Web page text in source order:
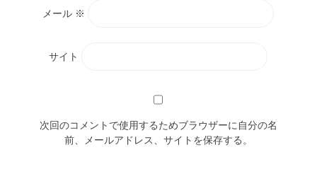
メール ※
サイト
次回のコメントで使用するためブラウザーに自分の名
前、メールアドレス、サイトを保存する。